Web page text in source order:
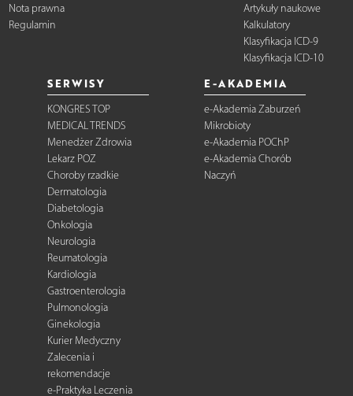
Nota prawna
Regulamin
Artykuły naukowe
Kalkulatory
Klasyfikacja ICD-9
Klasyfikacja ICD-10
SERWISY
KONGRES TOP
MEDICAL TRENDS
Menedżer Zdrowia
Lekarz POZ
Choroby rzadkie
Dermatologia
Diabetologia
Onkologia
Neurologia
Reumatologia
Kardiologia
Gastroenterologia
Pulmonologia
Ginekologia
Kurier Medyczny
Zalecenia i
rekomendacje
e-Praktyka Leczenia
E-AKADEMIA
e-Akademia Zaburzeń
Mikrobioty
e-Akademia POChP
e-Akademia Chorób
Naczyń